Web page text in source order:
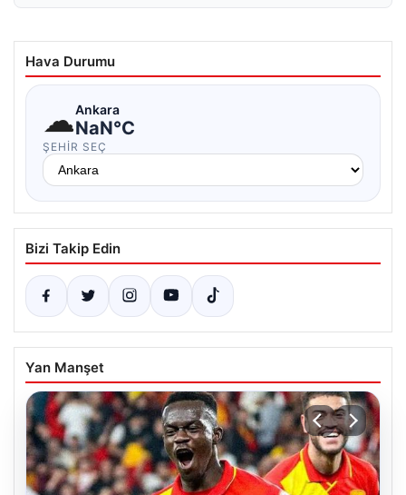
Hava Durumu
☁Ankara
NaN°C
ŞEHIR SEÇ
Bizi Takip Edin
Yan Manşet